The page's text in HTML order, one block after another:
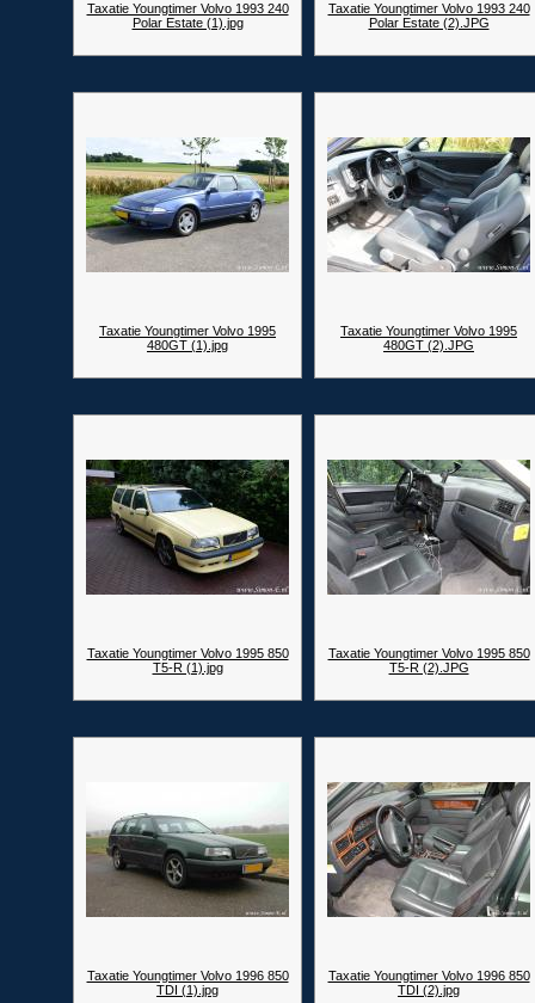
Taxatie Youngtimer Volvo 1993 240
Polar Estate (1).jpg
Taxatie Youngtimer Volvo 1993 240
Polar Estate (2).JPG
Taxatie Youngtimer Volvo 1995
480GT (1).jpg
Taxatie Youngtimer Volvo 1995
480GT (2).JPG
Taxatie Youngtimer Volvo 1995 850
T5-R (1).jpg
Taxatie Youngtimer Volvo 1995 850
T5-R (2).JPG
Taxatie Youngtimer Volvo 1996 850
TDI (1).jpg
Taxatie Youngtimer Volvo 1996 850
TDI (2).jpg